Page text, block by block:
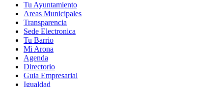
Tu Ayuntamiento
Areas Municipales
Transparencia
Sede Electronica
Tu Barrio
Mi Arona
Agenda
Directorio
Guia Empresarial
Igualdad